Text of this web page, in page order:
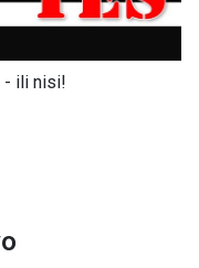
- ili nisi!